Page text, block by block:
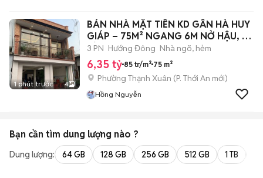
1 phút trước 4
BÁN NHÀ MẶT TIỀN KD GẦN HÀ HUY
GIÁP – 75M² NGANG 6M NỞ HẬU, 2
TÀNG
3 PN Hướng Đông Nhà ngõ, hẻm
6,35 tỷ 85 tr/m² 75 m²
Phường Thạnh Xuân (P. Thới An mới)
Hồng Nguyễn
Bạn cần tìm dung lượng nào ?
Dung lượng: 64 GB 128 GB 256 GB 512 GB 1 TB